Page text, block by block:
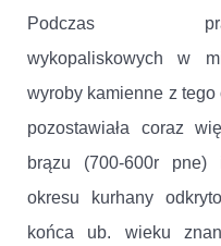
Podczas
wykopaliskowych w
wyroby kamienne z
pozostawiała coraz
brązu (700-600r pne)
okresu kurhany
końca ub. wieku